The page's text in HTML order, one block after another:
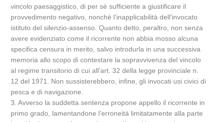
vincolo paesaggistico, di per sé sufficiente a giustificare il
provvedimento negativo, nonché l’inapplicabilità dell’invocato
istituto del silenzio-assenso. Quanto detto, peraltro, non senza
avere evidenziato come il ricorrente non abbia mosso alcuna
specifica censura in merito, salvo introdurla in una successiva
memoria allo scopo di contestare la sopravvivenza del vincolo
al regime transitorio di cui all’art. 32 della legge provinciale n.
12 del 1971. Non sussisterebbero, infine, gli invocati usi civici di
pesca e di navigazione.
3. Avverso la suddetta sentenza propone appello il ricorrente in
primo grado, lamentandone l’erroneità limitatamente alla parte